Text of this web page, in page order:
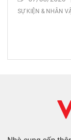
SỰ KIỆN & NHÂN